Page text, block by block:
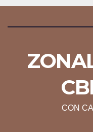
CON